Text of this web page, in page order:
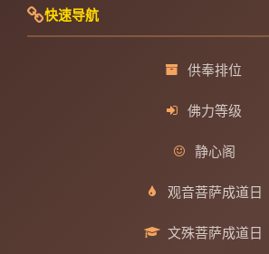
快速导航
供奉排位
佛力等级
静心阁
观音菩萨成道日
文殊菩萨成道日